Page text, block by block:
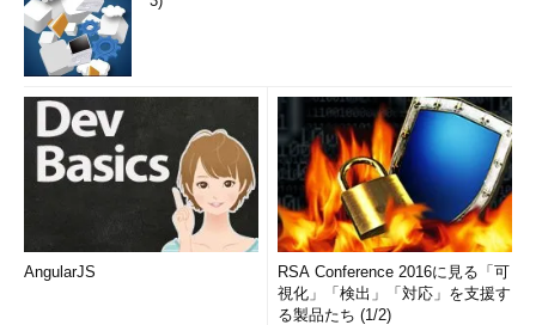
AngularJS
RSA Conference 2016に見る「可
視化」「検出」「対応」を支援す
る製品たち (1/2)